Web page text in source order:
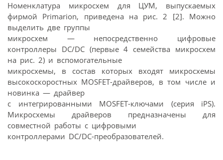
Номенклатура микросхем для ЦУМ, выпускаемых
фирмой Primarion, приведена на рис. 2 [2]. Можно
выделить две группы
микросхем — непосредственно цифровые
контроллеры DC/DC (первые 4 семейства микросхем
на рис. 2) и вспомогательные
микросхемы, в состав которых входят микросхемы
высокоскоростных MOSFET-драйверов, в том числе и
новинка — драйвер
с интегрированными MOSFET-ключами (серия iPS).
Микросхемы драйверов предназначены для
совместной работы с цифровыми
контроллерами DC/DC-преобразователей.